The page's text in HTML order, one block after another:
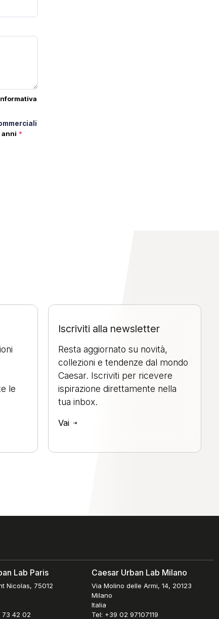
anni *
le
Iscriviti alla newsletter
Resta aggiornato su novità,
collezioni e tendenze dal mondo
Caesar. Iscriviti per ricevere
ispirazione direttamente nella
tua inbox.
Vai
Lab Paris
Nicolas, 75012
73 42 02
Caesar Urban Lab Milano
Via Molino delle Armi, 14, 20123
Milano
Italia
Tel: +39 02 97107119